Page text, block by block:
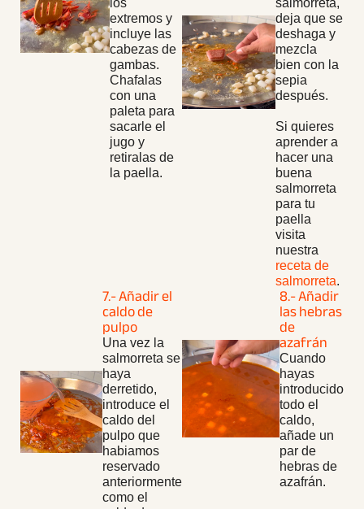
los
extremos y
incluye las
cabezas de
gambas.
Chafalas
con una
paleta para
sacarle el
jugo y
retiralas de
la paella.
salmorreta,
deja que se
deshaga y
mezcla
bien con la
sepia
después.
Si quieres
aprender a
hacer una
buena
salmorreta
para tu
paella
visita
nuestra
receta de
salmorreta.
7.- Añadir el
caldo de
pulpo
Una vez la
salmorreta se
haya
derretido,
introduce el
caldo del
pulpo que
habiamos
reservado
anteriormente
como el
8.- Añadir
las hebras
de
azafrán
Cuando
hayas
introducido
todo el
caldo,
añade un
par de
hebras de
azafrán.